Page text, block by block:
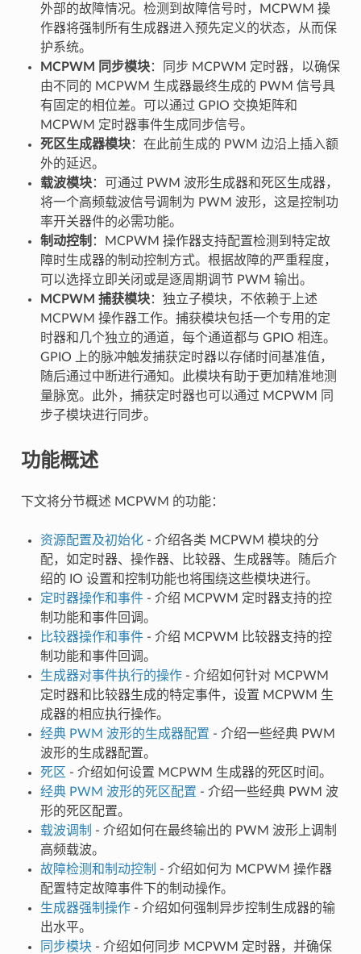
外部的故障情况。检测到故障信号时，MCPWM 操
作器将强制所有生成器进入预先定义的状态，从而保
护系统。
MCPWM 同步模块：同步 MCPWM 定时器，以确保
由不同的 MCPWM 生成器最终生成的 PWM 信号具
有固定的相位差。可以通过 GPIO 交换矩阵和
MCPWM 定时器事件生成同步信号。
死区生成器模块：在此前生成的 PWM 边沿上插入额
外的延迟。
载波模块：可通过 PWM 波形生成器和死区生成器，
将一个高频载波信号调制为 PWM 波形，这是控制功
率开关器件的必需功能。
制动控制 ：MCPWM 操作器支持配置检测到特定故
障时生成器的制动控制方式。根据故障的严重程度，
可以选择立即关闭或是逐周期调节 PWM 输出。
MCPWM 捕获模块：独立子模块，不依赖于上述
MCPWM 操作器工作。捕获模块包括一个专用的定
时器和几个独立的通道，每个通道都与 GPIO 相连。
GPIO 上的脉冲触发捕获定时器以存储时间基准值，
随后通过中断进行通知。此模块有助于更加精准地测
量脉宽。此外，捕获定时器也可以通过 MCPWM 同
步子模块进行同步。
功能概述
下文将分节概述 MCPWM 的功能：
资源配置及初始化- 介绍各类 MCPWM 模块的分
配，如定时器、操作器、比较器、生成器等。随后介
绍的 IO 设置和控制功能也将围绕这些模块进行。
定时器操作和事件- 介绍 MCPWM 定时器支持的控
制功能和事件回调。
比较器操作和事件- 介绍 MCPWM 比较器支持的控
制功能和事件回调。
生成器对事件执行的操作- 介绍如何针对 MCPWM
定时器和比较器生成的特定事件，设置 MCPWM 生
成器的相应执行操作。
经典 PWM 波形的生成器配置 - 介绍一些经典 PWM
波形的生成器配置。
死区 - 介绍如何设置 MCPWM 生成器的死区时间。
经典 PWM 波形的死区配置 - 介绍一些经典 PWM 波
形的死区配置。
载波调制 - 介绍如何在最终输出的 PWM 波形上调制
高频载波。
故障检测和制动控制 - 介绍如何为 MCPWM 操作器
配置特定故障事件下的制动操作。
生成器强制操作- 介绍如何强制异步控制生成器的输
出水平。
同步模块- 介绍如何同步 MCPWM 定时器，并确保